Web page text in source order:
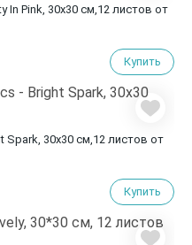
Купить
Spark, 30х30 см,12 листов от
Купить